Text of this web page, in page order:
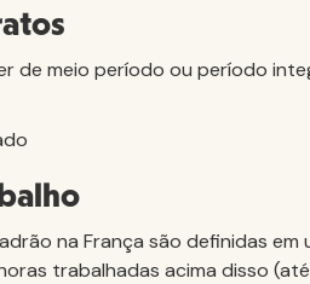
de meio período ou período
na França são definidas em
trabalhadas acima disso